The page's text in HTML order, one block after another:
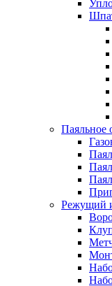
Паяльное
Режущий